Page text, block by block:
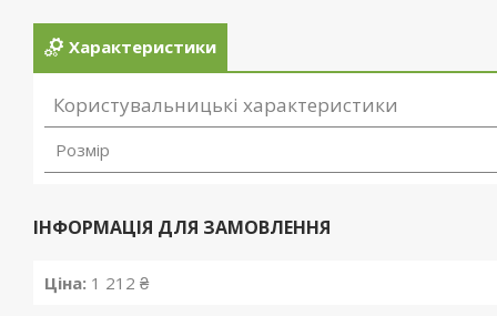
Характеристики
Користувальницькі характеристики
Розмір
ІНФОРМАЦІЯ ДЛЯ ЗАМОВЛЕННЯ
Ціна: 1 212 ₴